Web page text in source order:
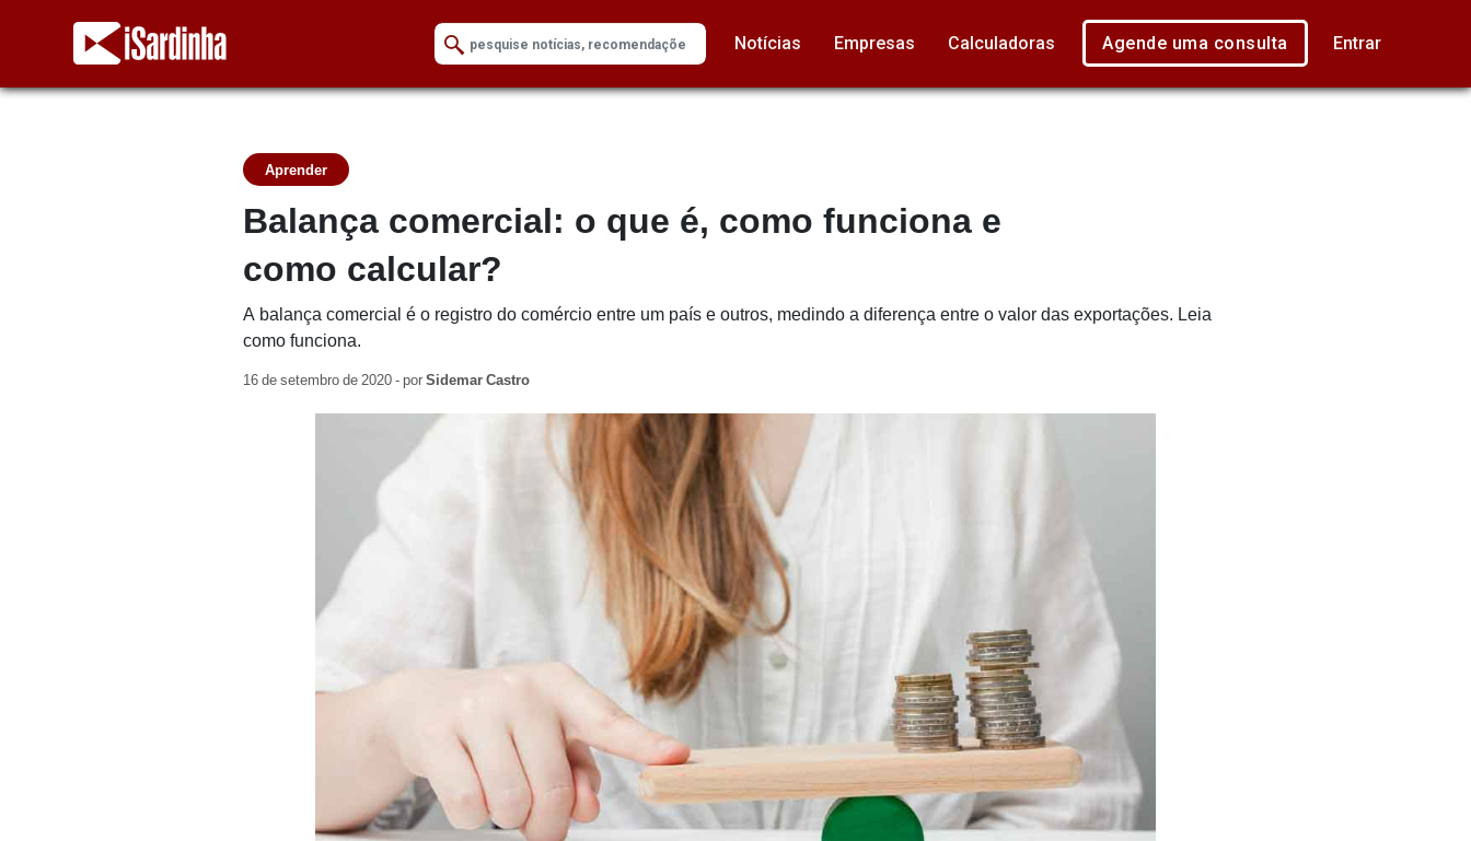
Notícias Empresas Calculadoras Agende uma consulta Entrar
Aprender
Balança comercial: o que é, como funciona e
como calcular?
A balança comercial é o registro do comércio entre um país e outros, medindo a diferença entre o valor das exportações. Leia
como funciona.
16 de setembro de 2020 - porSidemar Castro